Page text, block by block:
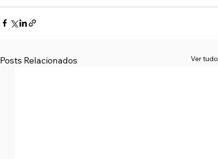
Posts Relacionados Ver tudo